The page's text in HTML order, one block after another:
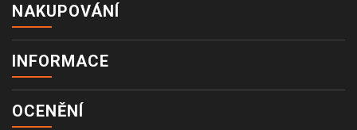
NAKUPOVÁNÍ
INFORMACE
OCENĚNÍ